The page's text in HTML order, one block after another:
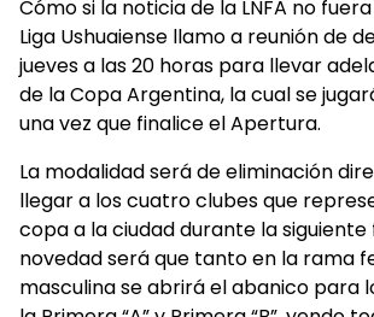
Cómo si la noticia de la LNFA no
Liga Ushuaiense llamo a reunión de
jueves a las 20 horas para llevar
de la Copa Argentina, la cual se
una vez que finalice el Apertura.
La modalidad será de eliminación
llegar a los cuatro clubes que
copa a la ciudad durante la siguiente
novedad será que tanto en la rama
masculina se abrirá el abanico para